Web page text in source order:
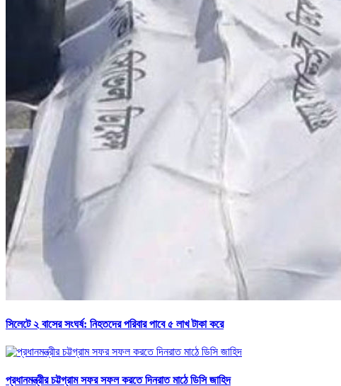
সিলেটে ২ বাসের সংঘর্ষ: নিহতদের পরিবার পাবে ৫ লাখ টাকা করে
প্রধানমন্ত্রীর চট্টগ্রাম সফর সফল করতে দিনরাত মাঠে ডিসি জাহিদ